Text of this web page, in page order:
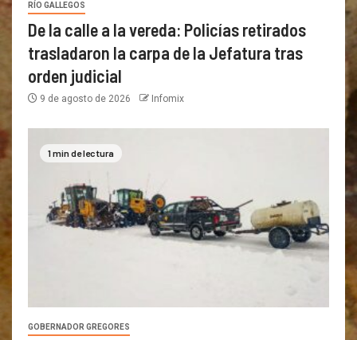
RÍO GALLEGOS
De la calle a la vereda: Policías retirados
trasladaron la carpa de la Jefatura tras
orden judicial
9 de agosto de 2026 Infomix
1 min de lectura
GOBERNADOR GREGORES